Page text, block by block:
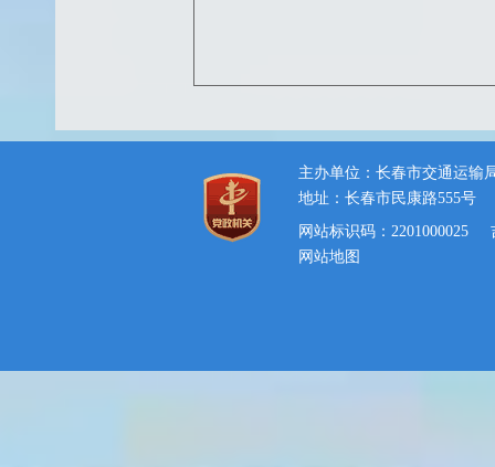
主办单位：长春市交通运输
地址：长春市民康路555号
网站标识码：2201000025
网站地图